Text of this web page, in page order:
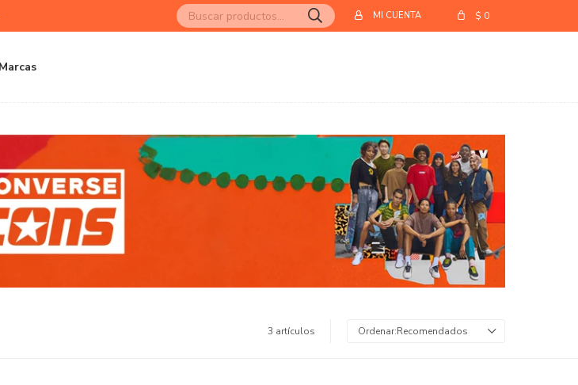
Marcas
$ 0
3 artículos Recomendados